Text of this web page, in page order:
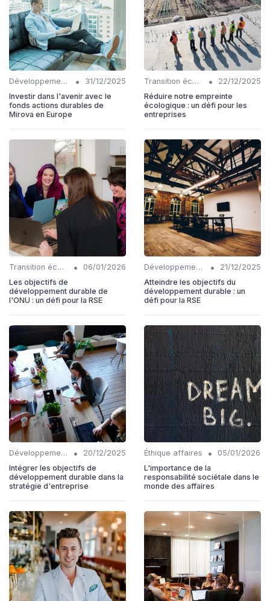
Développement Durable •
31/12/2025
Investir dans l'avenir avec le
fonds actions durables de
Mirova en Europe
Transition écologique •
22/12/2025
Réduire notre empreinte
écologique : un défi pour les
entreprises
Transition écologique •
06/01/2026
Les objectifs de
développement durable de
l'ONU : un défi pour la RSE
Développement Durable •
21/12/2025
Atteindre les objectifs du
développement durable : un
défi pour la RSE
Développement Durable •
20/12/2025
Intégrer les objectifs de
développement durable dans la
stratégie d'entreprise
Éthique affaires •
05/01/2026
L'importance de la
responsabilité sociétale dans le
monde des affaires